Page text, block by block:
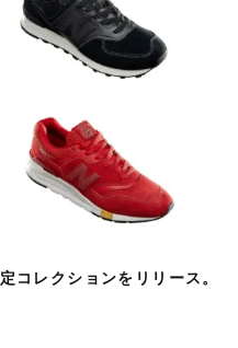
コレクションをリリース。